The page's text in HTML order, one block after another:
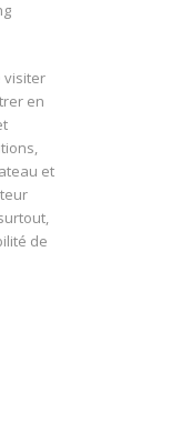
visiter
en
et
de